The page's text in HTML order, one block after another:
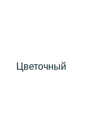
Цветочный